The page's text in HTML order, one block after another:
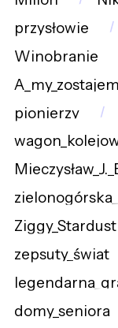
przysłowie
Winobranie
pionierzy
Ziggy_Stardust
zepsuty_świat
domy_seniora